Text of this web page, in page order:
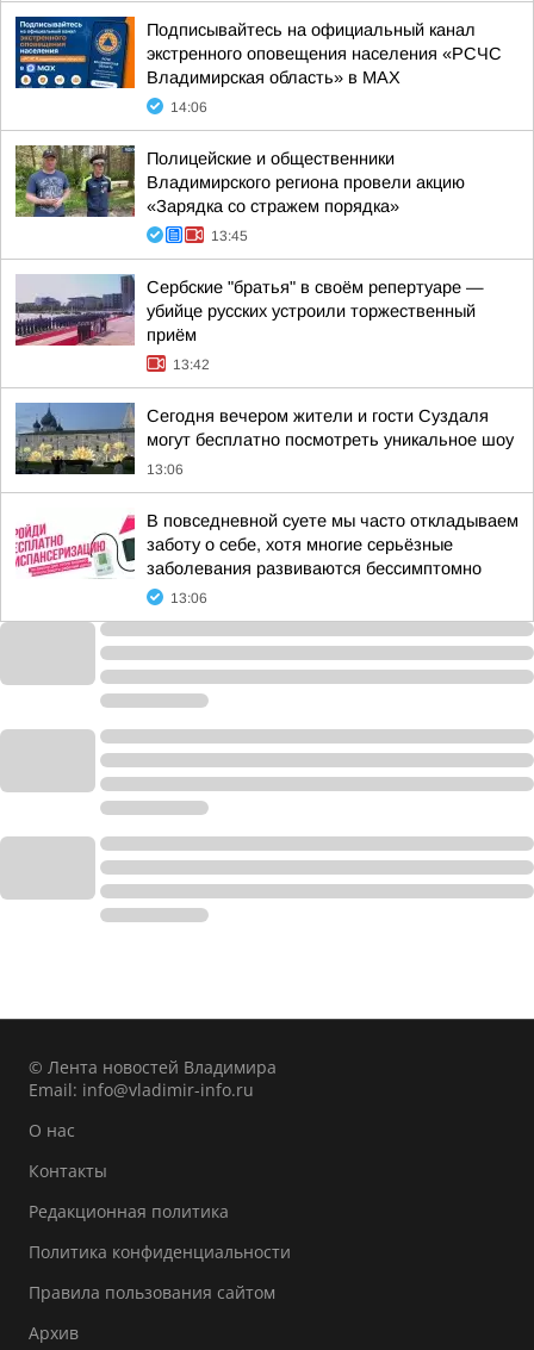
Подписывайтесь на официальный канал
экстренного оповещения населения «РСЧС
Владимирская область» в МАХ
14:06
Полицейские и общественники
Владимирского региона провели акцию
«Зарядка со стражем порядка»
13:45
Сербские "братья" в своём репертуаре —
убийце русских устроили торжественный
приём
13:42
Сегодня вечером жители и гости Суздаля
могут бесплатно посмотреть уникальное шоу
13:06
В повседневной суете мы часто откладываем
заботу о себе, хотя многие серьёзные
заболевания развиваются бессимптомно
13:06
© Лента новостей Владимира
Email: info@vladimir-info.ru
О нас
Контакты
Редакционная политика
Политика конфиденциальности
Правила пользования сайтом
Архив